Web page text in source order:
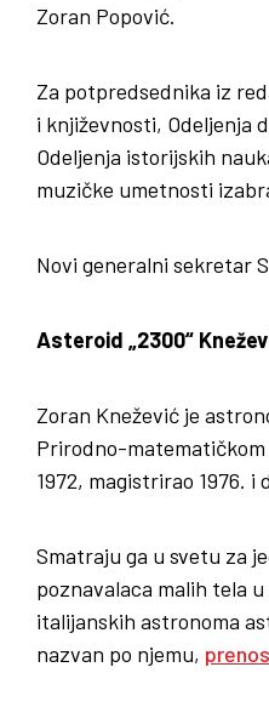
Zoran Popović.
Za potpredsednika iz
i književnosti, Odeljenja
Odeljenja istorijskih
muzičke umetnosti
Novi generalni sekretar
Asteroid „2300“
Zoran Knežević je
Prirodno-
1972, magistrirao 1976. i
Smatraju ga u svetu za
poznavalaca malih tela
italijanskih astronoma
nazvan po njemu,